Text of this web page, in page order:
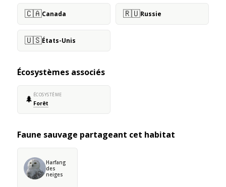
🇨🇦Canada 🇷🇺Russie
🇺🇸États-Unis
Écosystèmes associés
🌲 ÉCOSYSTÈME
Forêt
Faune sauvage partageant cet habitat
Harfang
des
neiges